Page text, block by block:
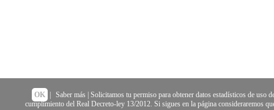
OK Saber más | Solicitamos tu permiso para obtener datos estadísticos de uso
cumplimiento del Real Decreto-ley 13/2012. Si sigues en la página consideraremos